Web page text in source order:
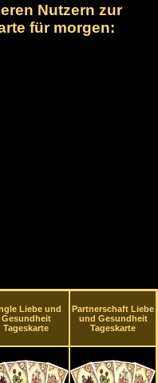
Nutzern zur
für morgen:
Liebe und
Gesundheit
Tageskarte
Partnerschaft Liebe
und Gesundheit
Tageskarte